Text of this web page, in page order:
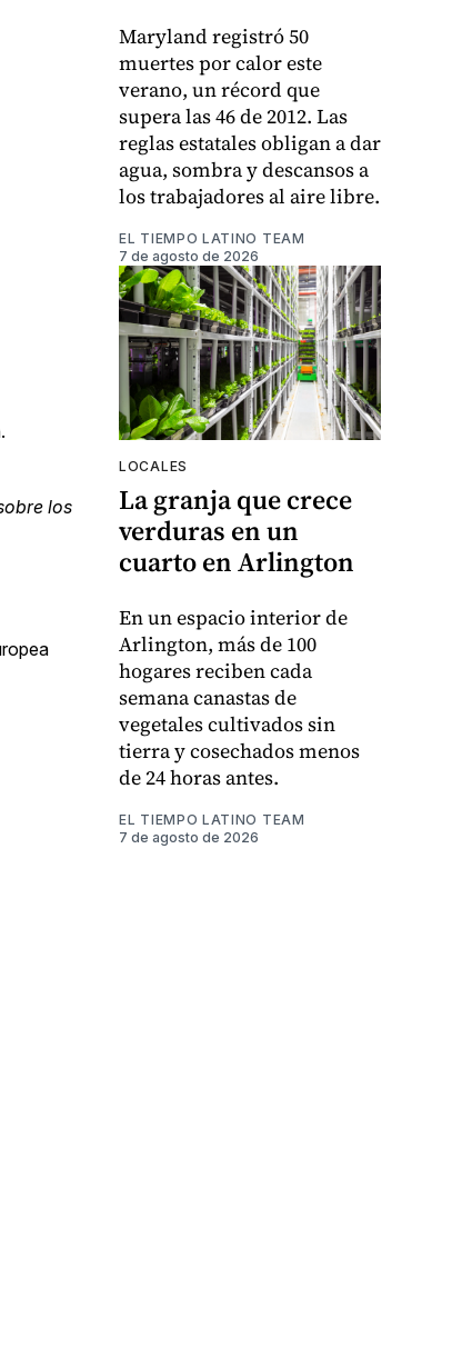
los
Maryland registró 50
muertes por calor este
verano, un récord que
supera las 46 de 2012. Las
reglas estatales obligan a dar
agua, sombra y descansos a
los trabajadores al aire libre.
EL TIEMPO LATINO TEAM
7 de agosto de 2026
LOCALES
La granja que crece
verduras en un
cuarto en Arlington
En un espacio interior de
Arlington, más de 100
hogares reciben cada
semana canastas de
vegetales cultivados sin
tierra y cosechados menos
de 24 horas antes.
EL TIEMPO LATINO TEAM
7 de agosto de 2026